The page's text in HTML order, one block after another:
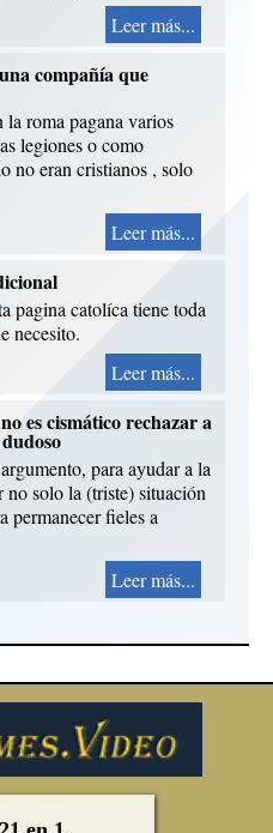
Leer más...
compañía que
roma pagana varios
legiones o como
no eran cristianos , solo
Leer más...
pagina catolíca tiene toda
necesito.
Leer más...
es cismático rechazar a
para ayudar a la
no solo la (triste) situación
permanecer fieles a
Leer más...